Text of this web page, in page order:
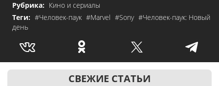
Рубрика: Кино и сериалы
Теги: #Человек-паук #Marvel #Sony #Человек-паук: Новый
день
СВЕЖИЕ СТАТЬИ